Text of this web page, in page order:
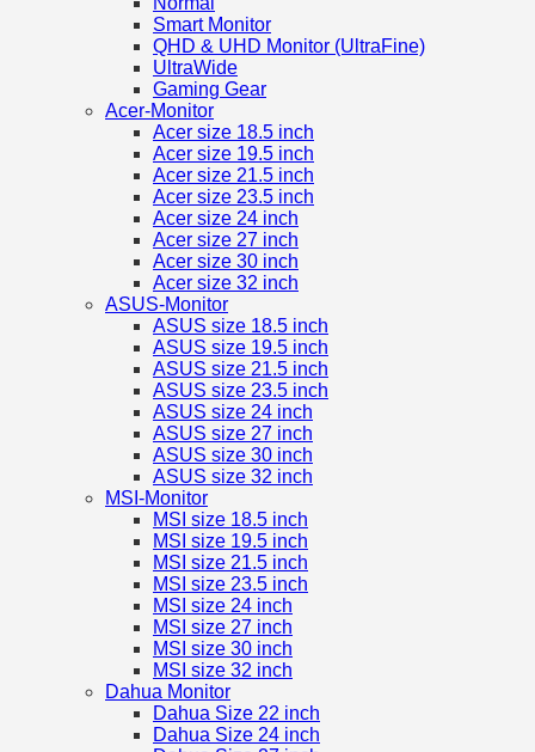
Smart Monitor
QHD & UHD Monitor (UltraFine)
UltraWide
Gaming Gear
Acer-Monitor
Acer size 18.5 inch
Acer size 19.5 inch
Acer size 21.5 inch
Acer size 23.5 inch
Acer size 24 inch
Acer size 27 inch
Acer size 30 inch
Acer size 32 inch
ASUS-Monitor
ASUS size 18.5 inch
ASUS size 19.5 inch
ASUS size 21.5 inch
ASUS size 23.5 inch
ASUS size 24 inch
ASUS size 27 inch
ASUS size 30 inch
ASUS size 32 inch
MSI-Monitor
MSI size 18.5 inch
MSI size 19.5 inch
MSI size 21.5 inch
MSI size 23.5 inch
MSI size 24 inch
MSI size 27 inch
MSI size 30 inch
MSI size 32 inch
Dahua Monitor
Dahua Size 22 inch
Dahua Size 24 inch